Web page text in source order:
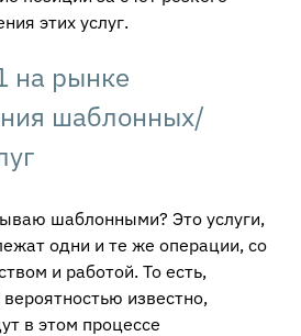
этих услуг.
на рынке
шаблонных/
шаблонными? Это услуги,
одни и те же операции, со
и работой. То есть,
известно,
в этом процессе